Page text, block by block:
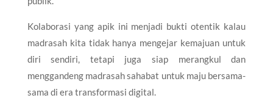
​Kolaborasi yang apik ini menjadi bukti otentik kalau
madrasah kita tidak hanya mengejar kemajuan untuk
diri sendiri, tetapi juga siap merangkul dan
menggandeng madrasah sahabat untuk maju bersama-
sama di era transformasi digital.